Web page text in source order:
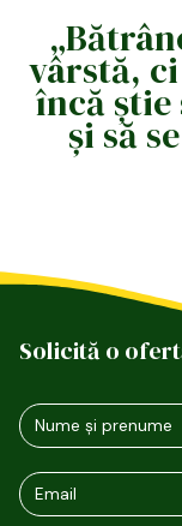
vârstă,
încă știe
și să
Solicită o